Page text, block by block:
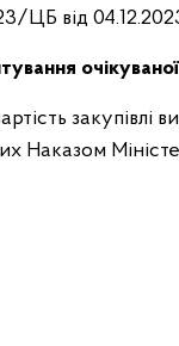
ЦБ від
закупівлі
Наказом